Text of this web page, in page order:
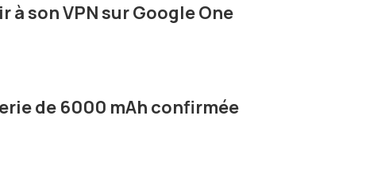
à son VPN sur Google One
de 6000 mAh confirmée